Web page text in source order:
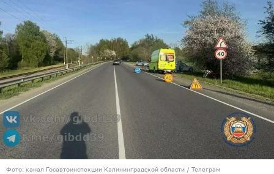
Фото: канал Госавтоинспекции Калининградской области / Телеграм